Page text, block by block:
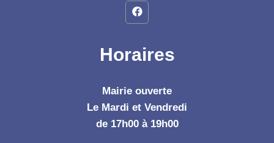
Horaires
Mairie ouverte
Le Mardi et Vendredi
de 17h00 à 19h00